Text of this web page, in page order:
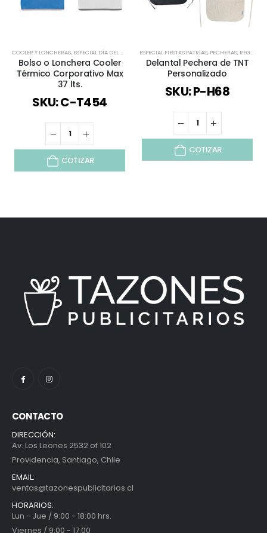
COOLER Y LONCHERAS, ESPECIAL DÍA DEL MINERO ,ESPECIAL FIESTAS PATRIAS,MOCHILAS Y
Bolso o Lonchera Cooler
Térmico Corporativo Max
37 lts.
SKU: C-T454
COTIZAR
ESPECIAL FIESTAS PATRIAS, PECHERAS, REGALOS DÍA DEL PADRE
Delantal Pechera de TNT
Personalizado
SKU: P-H68
COTIZAR
CONTACTO
DIRECCIÓN:
Av. Los Leones 2532 of 102
Providencia, Santiago, Chile
EMAIL:
ventas@tazonespublicitarios.cl
HORARIOS:
Lun - Jue / 9:00 - 18:00 hrs.
Viernes / 9:00 - 17:00